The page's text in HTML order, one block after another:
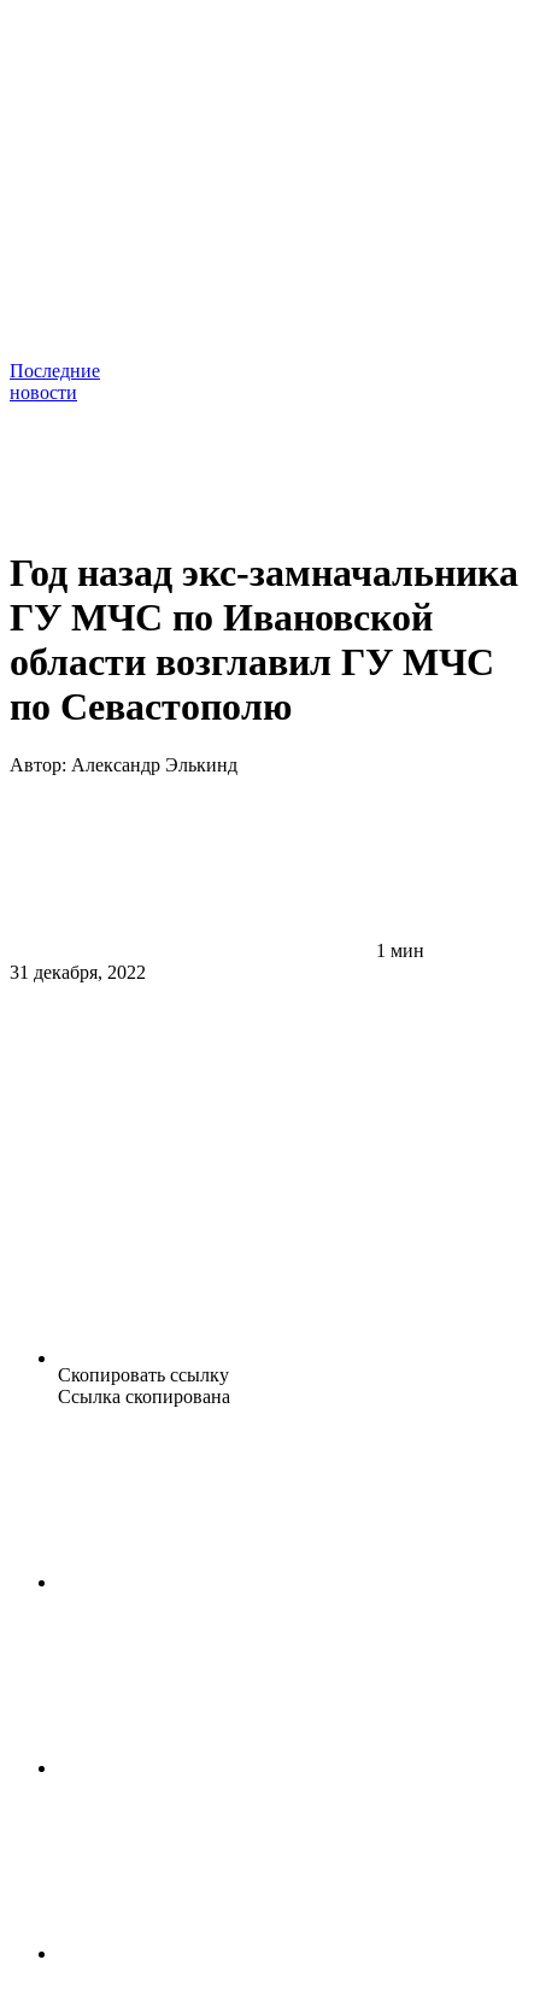
Последние
новости
Год назад экс-замначальника
ГУ МЧС по Ивановской
области возглавил ГУ МЧС
по Севастополю
Автор: Александр Элькинд
1 мин
31 декабря, 2022
Скопировать ссылку
Ссылка скопирована